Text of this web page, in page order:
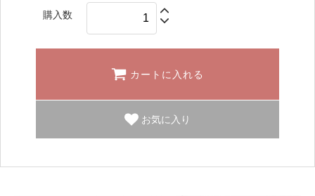
購入数
カートに入れる
お気に入り